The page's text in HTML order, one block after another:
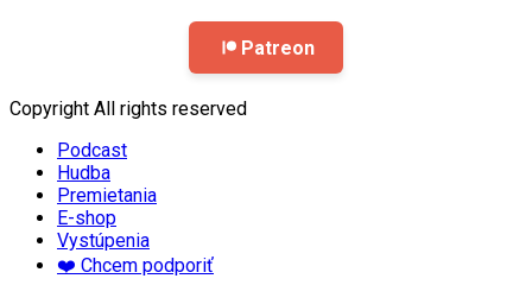
Patreon
Copyright All rights reserved
Podcast
Hudba
Premietania
E-shop
Vystúpenia
❤️ Chcem podporiť